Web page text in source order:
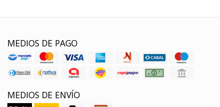
MEDIOS DE PAGO
MEDIOS DE ENVÍO